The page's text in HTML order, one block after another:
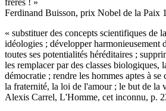
Ferdinand Buisson, prix Nobel de la Paix
« substituer des concepts scientifiques de
idéologies ; développer harmonieusement
toutes ses potentialités héréditaires ;
les remplacer par des classes biologiques,
démocratie ; rendre les hommes aptes à
la fraternité, la loi de l'amour ; le but de la
Alexis Carrel, L'Homme, cet inconnu, p.